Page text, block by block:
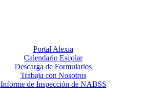
Portal Alexia
Calendario Escolar
Descarga de Formularios
Trabaja con Nosotros
Informe de Inspección de NABSS